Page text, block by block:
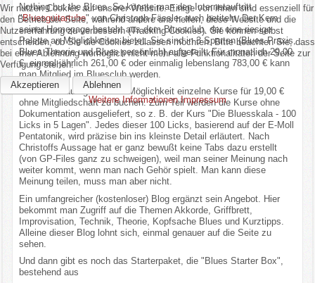
Nothing but the Blues. So könnte man den Internetauftritt
"Bluesguitartube" von Christoph Fässler auch betiteln. Der Kern
seiner Homepage besteht aus dem Bluesclub, der eine riesige
Palette an Möglichkeiten bietet. Sie sind in 3 Sparten (Blues Praxis,
Blues Theorie und Blues persönlich) aufgeteilt. Für monatlich 29,00
€, einmal jährlich 261,00 € oder einmalig lebenslang 783,00 € kann
man Mitglied im Bluesclub werden.
Darüber hinaus gibt es die Möglichkeit einzelne Kurse für 19,00 €
ohne Mitgliedschaft zu buchen. Zum Teil werden die Kurse ohne
Dokumentation ausgeliefert, so z. B. der Kurs "Die Bluesskala - 100
Licks in 5 Lagen". Jedes dieser 100 Licks, basierend auf der E-Moll
Pentatonik, wird präzise bin ins kleinste Detail erläutert. Nach
Christoffs Aussage hat er ganz bewußt keine Tabs dazu erstellt
(von GP-Files ganz zu schweigen), weil man seiner Meinung nach
weiter kommt, wenn man nach Gehör spielt. Man kann diese
Meinung teilen, muss man aber nicht.
Ein umfangreicher (kostenloser) Blog ergänzt sein Angebot. Hier
bekommt man Zugriff auf die Themen Akkorde, Griffbrett,
Improvisation, Technik, Theorie, Kopfsache Blues und Kurztipps.
Alleine dieser Blog lohnt sich, einmal genauer auf die Seite zu
sehen.
Und dann gibt es noch das Starterpaket, die "Blues Starter Box",
bestehend aus
Wir nutzen Cookies auf unserer Website. Einige von ihnen sind essenziell für
den Betrieb der Seite, während andere uns helfen, diese Website und die
Nutzererfahrung zu verbessern (Tracking Cookies). Sie können selbst
entscheiden, ob Sie die Cookies zulassen möchten. Bitte beachten Sie, dass
bei einer Ablehnung womöglich nicht mehr alle Funktionalitäten der Seite zur
Verfügung stehen.
Akzeptieren
Ablehnen
Weitere Informationen Impressum